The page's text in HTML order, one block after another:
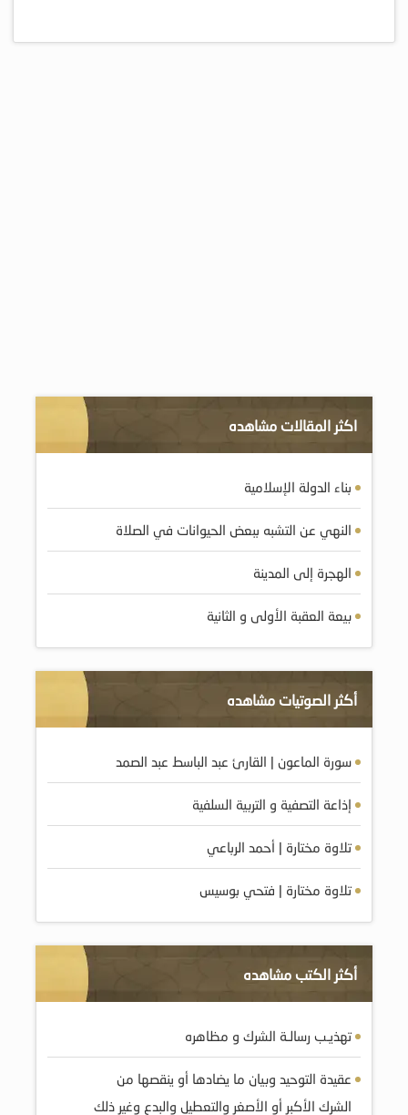
اكثر المقالات مشاهده
بناء الدولة الإسلامية
النهي عن التشبه ببعض الحيوانات في الصلاة
الهجرة إلى المدينة
بيعة العقبة الأولى و الثانية
أكثر الصوتيات مشاهده
سورة الماعون | القارئ عبد الباسط عبد الصمد
إذاعة التصفية و التربية السلفية
تلاوة مختارة | أحمد الرباعي
تلاوة مختارة | فتحي بوسيس
أكثر الكتب مشاهده
تهذيـب رسالـة الشرك و مظاهره
عقيدة التوحيد وبيان ما يضادها أو ينقصها من
الشرك الأكبر أو الأصغر والتعطيل والبدع وغير ذلك